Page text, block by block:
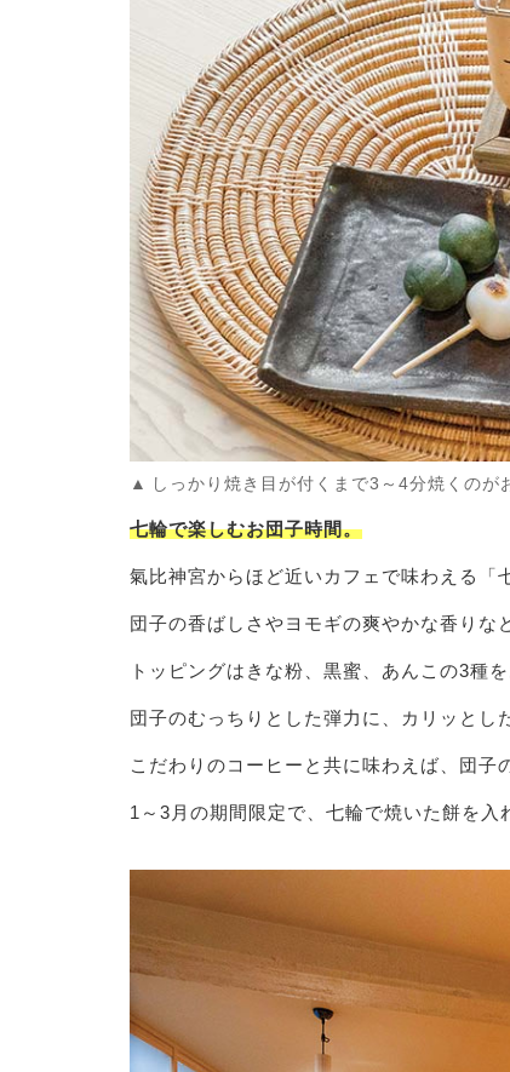
しっかり焼き目が付くまで3～4分焼くのが
七輪で楽しむお団子時間。
氣比神宮からほど近いカフェで味わえる「
団子の香ばしさやヨモギの爽やかな香りな
トッピングはきな粉、黒蜜、あんこの3種を
団子のむっちりとした弾力に、カリッとし
こだわりのコーヒーと共に味わえば、団子
1～3月の期間限定で、七輪で焼いた餅を入